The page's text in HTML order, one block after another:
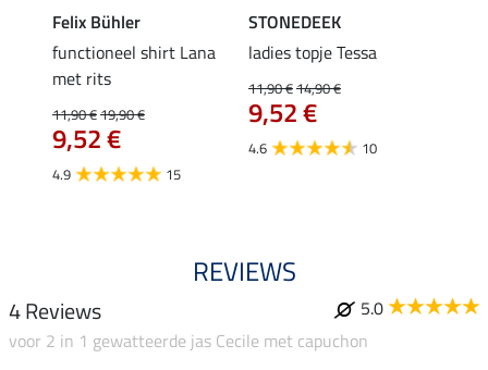
Felix Bühler
functioneel shirt Lana
met rits
11,90 €19,90 €
9,52 €
4.9 15
STONEDEEK
ladies topje Tessa
11,90 €14,90 €
9,52 €
4.6 10
REVIEWS
4 Reviews
5.0
voor 2 in 1 gewatteerde jas Cecile met capuchon